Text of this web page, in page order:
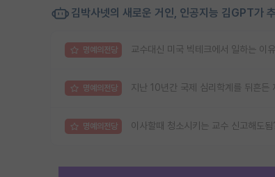
김박사넷의 새로운 거인, 인공지능 김GPT가
명예의전당 교수대신 미국 빅테크에서 일하는 이유
명예의전당 지난 10년간 국제 심리학계를 뒤흔
명예의전당 이사할때 청소시키는 교수 신고해도됨